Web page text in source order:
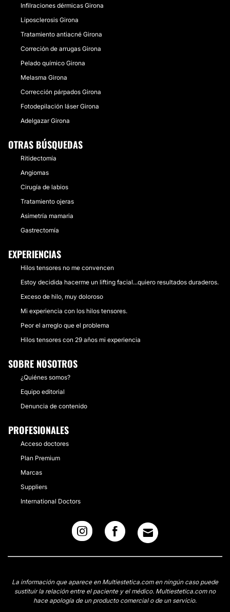
Infilraciones dérmicas Girona
Liposclerosis Girona
Tratamiento antiacné Girona
Correción de arrugas Girona
Pelado químico Girona
Melasma Girona
Corrección párpados Girona
Fotodepilación láser Girona
Adelgazar Girona
OTRAS BÚSQUEDAS
Ritidectomía
Angiomas
Cirugía de labios
Tratamiento ojeras
Asimetría mamaria
Gastrectomía
EXPERIENCIAS
Hilos tensores no me convencen
Estoy decidida hacerme un lifting facial...quiero resultados duraderos.
Exceso de hilo, muy doloroso
Mi experiencia con los hilos tensores.
Peor el arreglo que el problema
Hilos tensores con 29 años mi experiencia
SOBRE NOSOTROS
¿Quiénes somos?
Equipo editorial
Denuncia de contenido
PROFESIONALES
Acceso doctores
Plan Premium
Marcas
Suppliers
International Doctors
La información que aparece en Multiestetica.com en ningún caso puede
sustituir la relación entre el paciente y el médico. Multiestetica.com no
hace apología de un producto comercial o de un servicio.